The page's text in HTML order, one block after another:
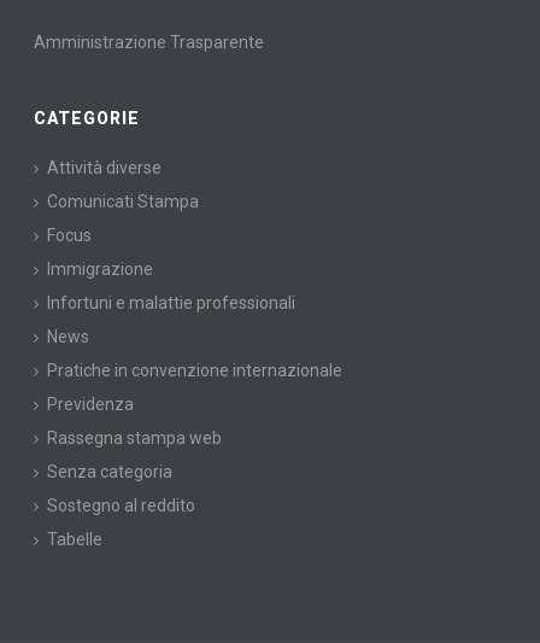
Amministrazione Trasparente
CATEGORIE
Attività diverse
Comunicati Stampa
Focus
Immigrazione
Infortuni e malattie professionali
News
Pratiche in convenzione internazionale
Previdenza
Rassegna stampa web
Senza categoria
Sostegno al reddito
Tabelle